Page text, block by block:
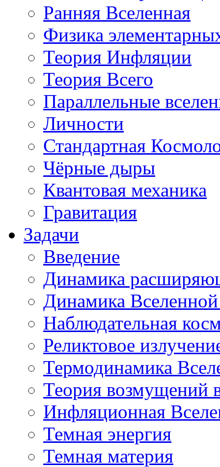
Ранняя Вселенная
Физика
Теория Инфляции
Теория Всего
Параллельные
Личности
Стандартная
Чёрные дыры
Квантовая механика
Гравитация
Задачи
Введение
Динамика
Динамика
Наблюдательная
Реликтовое
Термодинамика
Теория возмущений
Инфляционная
Темная энергия
Темная материя